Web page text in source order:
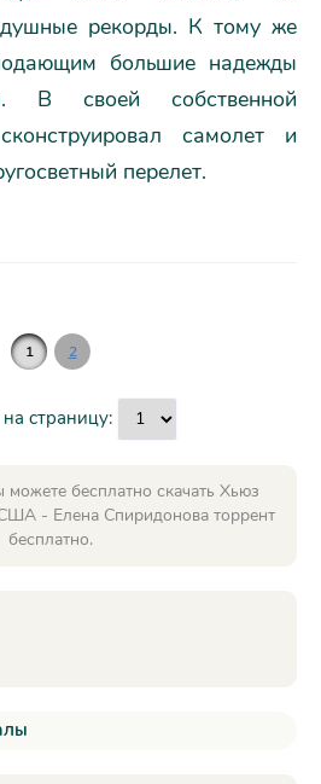
рекорды. К тому же
большие надежды
В своей собственной
самолет и
перелет.
1 2
страницу:
можете бесплатно скачать Хьюз
- Елена Спиридонова торрент
бесплатно.